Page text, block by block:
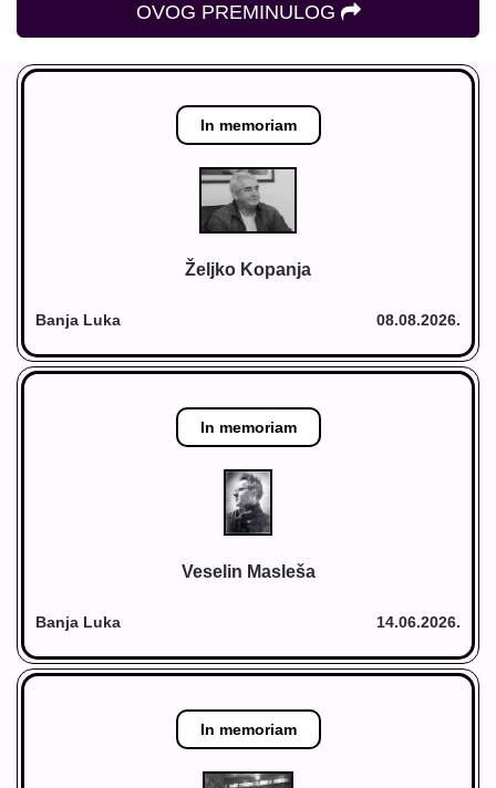
OVOG PREMINULOG
In memoriam
Željko Kopanja
Banja Luka 08.08.2026.
In memoriam
Veselin Masleša
Banja Luka 14.06.2026.
In memoriam